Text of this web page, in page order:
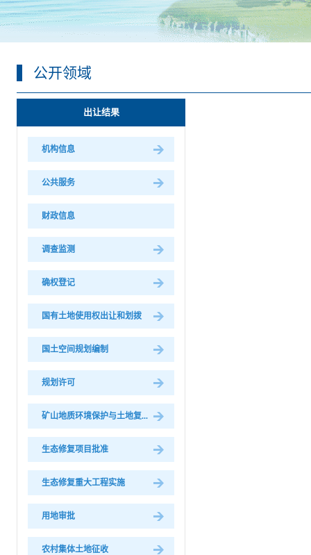
公开领域
出让结果
机构信息
公共服务
财政信息
调查监测
确权登记
国有土地使用权出让和划拨
国土空间规划编制
规划许可
矿山地质环境保护与土地复...
生态修复项目批准
生态修复重大工程实施
用地审批
农村集体土地征收